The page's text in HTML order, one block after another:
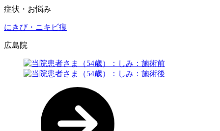
症状・お悩み
にきび・ニキビ痕
広島院